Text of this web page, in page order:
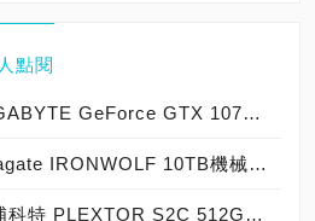
點閱
GIGABYTE GeForce GTX 1070 Xtreme Gaming實測開箱，電競級顯示卡中的頂尖之作！
Seagate IRONWOLF 10TB機械硬碟實測開箱，氦氣填充那嘶狼守護者NAS HDD
「浦科特 PLEXTOR S2C 512GB SSD」實測開箱，超值型固態硬碟中的優質好貨！